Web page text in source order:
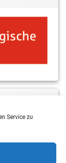
Service zu